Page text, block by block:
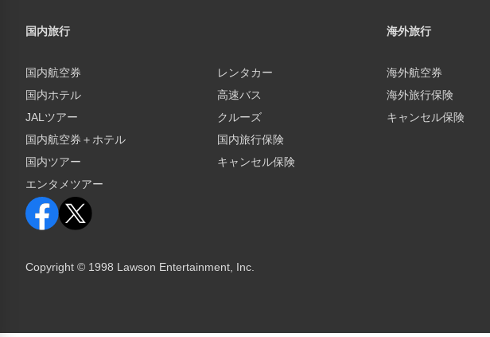
国内旅行
国内航空券
国内ホテル
JALツアー
国内航空券＋ホテル
国内ツアー
エンタメツアー
レンタカー
高速バス
クルーズ
国内旅行保険
キャンセル保険
海外旅行
海外航空券
海外旅行保険
キャンセル保険
Copyright © 1998 Lawson Entertainment, Inc.